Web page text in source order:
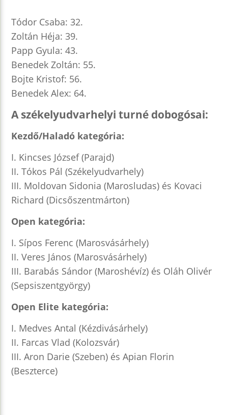
Tódor Csaba: 32.
Zoltán Héja: 39.
Papp Gyula: 43.
Benedek Zoltán: 55.
Bojte Kristof: 56.
Benedek Alex: 64.
A székelyudvarhelyi turné dobogósai:
Kezdő/Haladó kategória:
I. Kincses József (Parajd)
II. Tókos Pál (Székelyudvarhely)
III. Moldovan Sidonia (Marosludas) és Kovaci
Richard (Dicsőszentmárton)
Open kategória:
I. Sípos Ferenc (Marosvásárhely)
II. Veres János (Marosvásárhely)
III. Barabás Sándor (Maroshévíz) és Oláh Olivér
(Sepsiszentgyörgy)
Open Elite kategória:
I. Medves Antal (Kézdivásárhely)
II. Farcas Vlad (Kolozsvár)
III. Aron Darie (Szeben) és Apian Florin
(Beszterce)